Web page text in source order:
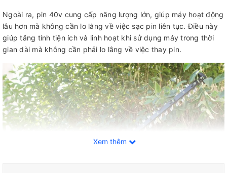
Ngoài ra, pin 40v cung cấp năng lượng lớn, giúp máy hoạt động
lâu hơn mà không cần lo lắng về việc sạc pin liên tục. Điều này
giúp tăng tính tiện ích và linh hoạt khi sử dụng máy trong thời
gian dài mà không cần phải lo lắng về việc thay pin.
Xem thêm